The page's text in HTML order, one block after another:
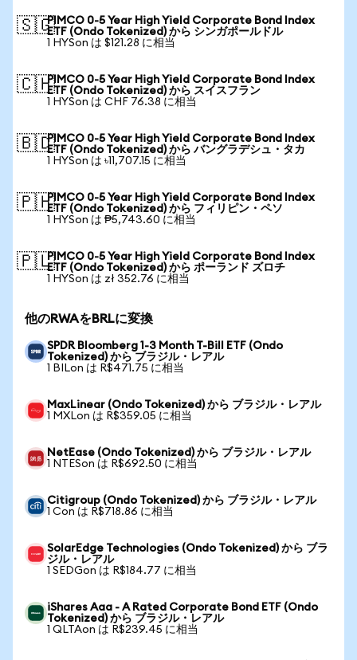
🇸🇬PIMCO 0-5 Year High Yield Corporate Bond Index
ETF (Ondo Tokenized) から シンガポールドル
1 HYSon は $121.28 に相当
🇨🇭PIMCO 0-5 Year High Yield Corporate Bond Index
ETF (Ondo Tokenized) から スイスフラン
1 HYSon は CHF 76.38 に相当
🇧🇩PIMCO 0-5 Year High Yield Corporate Bond Index
ETF (Ondo Tokenized) から バングラデシュ・タカ
1 HYSon は ৳11,707.15 に相当
🇵🇭PIMCO 0-5 Year High Yield Corporate Bond Index
ETF (Ondo Tokenized) から フィリピン・ペソ
1 HYSon は ₱5,743.60 に相当
🇵🇱PIMCO 0-5 Year High Yield Corporate Bond Index
ETF (Ondo Tokenized) から ポーランド ズロチ
1 HYSon は zł 352.76 に相当
他のRWAをBRLに変換
SPDR Bloomberg 1-3 Month T-Bill ETF (Ondo
Tokenized) から ブラジル・レアル
1 BILon は R$471.75 に相当
MaxLinear (Ondo Tokenized) から ブラジル・レアル
1 MXLon は R$359.05 に相当
NetEase (Ondo Tokenized) から ブラジル・レアル
1 NTESon は R$692.50 に相当
Citigroup (Ondo Tokenized) から ブラジル・レアル
1 Con は R$718.86 に相当
SolarEdge Technologies (Ondo Tokenized) から ブラ
ジル・レアル
1 SEDGon は R$184.77 に相当
iShares Aaa - A Rated Corporate Bond ETF (Ondo
Tokenized) から ブラジル・レアル
1 QLTAon は R$239.45 に相当